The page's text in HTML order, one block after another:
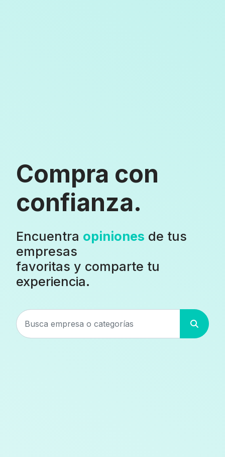
Compra con
confianza.
Encuentra opiniones de tus
empresas
favoritas y comparte tu
experiencia.